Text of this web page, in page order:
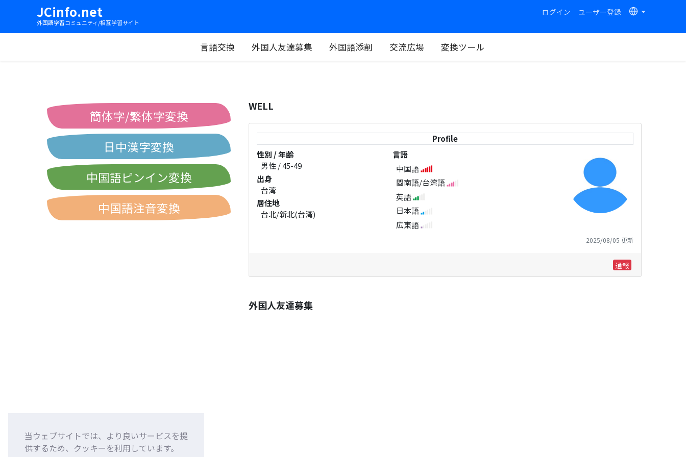
当ウェブサイトでは、より良いサービスを提
供するため、クッキーを利用しています。
JCinfo.net
外国語学習コミュニティ/相互学習サイト
ログイン ユーザー登録
言語交換 外国人友達募集 外国語添削 交流広場 変換ツール
WELL
Profile
性別 / 年齢
男性 / 45-49
出身
台湾
居住地
台北/新北(台湾)
言語
中国語
閩南語/台湾語
英語
日本語
広東語
2025/08/05 更新
通報
外国人友達募集
簡体字/繁体字変換
日中漢字変換
中国語ピンイン変換
中国語注音変換